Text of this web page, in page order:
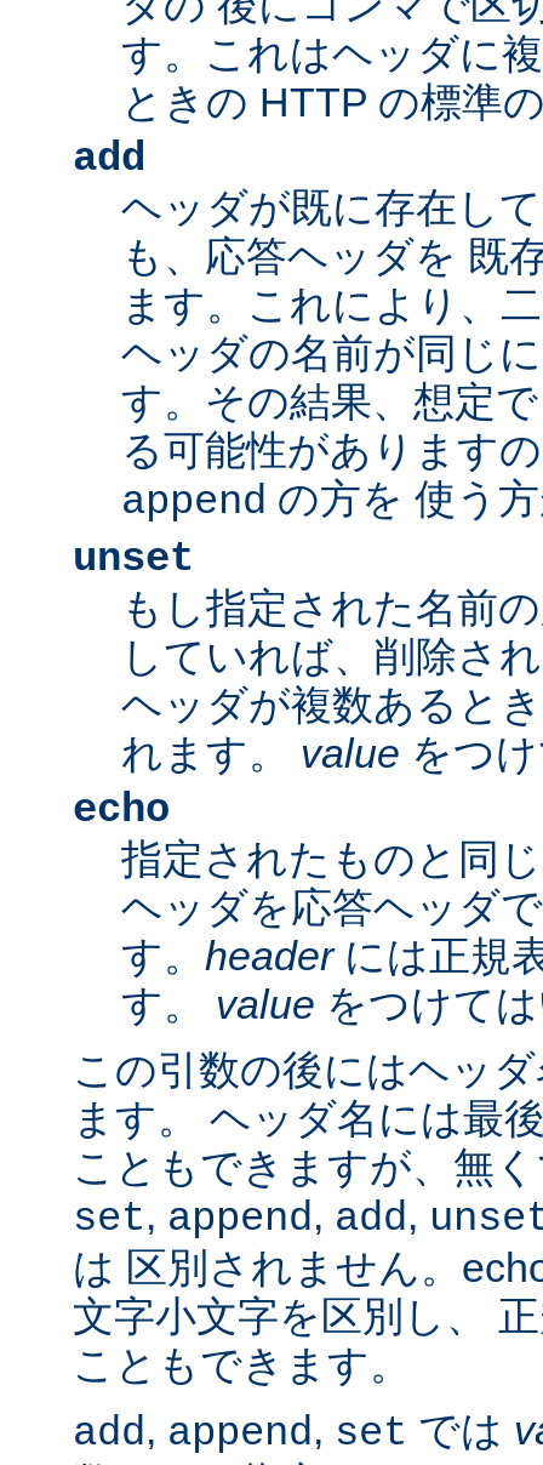
す。これはヘッダに
ときの HTTP の標準
add
ヘッダが既に存在し
も、応答ヘッダを 既
ます。これにより、
ヘッダの名前が同じ
す。その結果、想定
る可能性があります
append の方を 使う
unset
もし指定された名前
していれば、削除さ
ヘッダが複数あると
れます。 value をつ
echo
指定されたものと同
ヘッダを応答ヘッダ
す。 headerには正規
す。 value をつけて
この引数の後にはヘッ
ます。 ヘッダ名には最
こともできますが、無
set, append, add,
は 区別されません。
文字小文字を区別し、
こともできます。
add, append, set では